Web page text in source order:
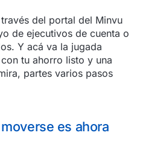
del portal del Minvu
de ejecutivos de cuenta o
Y acá va la jugada
con tu ahorro listoy una
partes varios pasos
es ahora